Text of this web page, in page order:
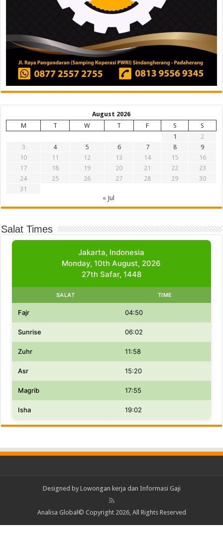
August 2026
M
T W T F S
S
1
2
3
4 5 6 7 8
9
10
11 12 13 14 15
16
17
18 19 20 21 22
23
24
25 26 27 28 29
30
31
« Jul
Salat Times
Jakarta, Indonesia
Monday, 10th August, 2026
27th Safar, 1448
SALAT TIME
Fajr 04:50
Sunrise 06:02
Zuhr 11:58
Asr 15:20
Magrib 17:55
Isha 19:02
Designed by Lowongan kerja dan Informasi Gaji
Analisa Global© Copyright 2026, All Rights Reserved